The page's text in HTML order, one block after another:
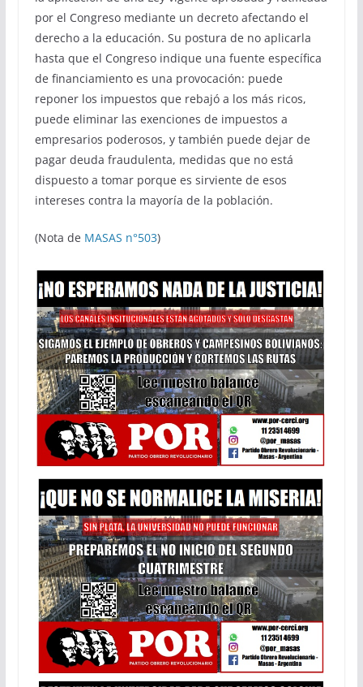
por el Congreso mediante un decreto afectando el
derecho a la educación. Su postura de no aplicarla
hasta que el Congreso indique una fuente específica
de financiamiento es una provocación: puede
reponer los impuestos que rebajó a los más ricos,
puede eliminar las exenciones de impuestos a
empresarios poderosos, y también puede dejar de
pagar deuda fraudulenta, medidas que no está
dispuesto a tomar porque es sirviente de esos
intereses contra la mayoría de la población.
(Nota de MASAS n°503)